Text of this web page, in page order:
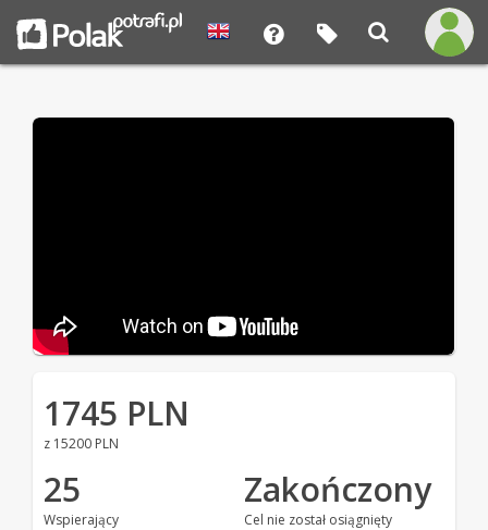
1745 PLN
z 15200 PLN
25
Wspierający
Zakończony
Cel nie został osiągnięty